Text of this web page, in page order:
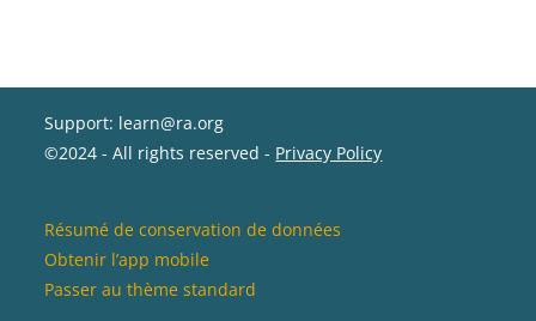
Support: learn@ra.org
©2024 - All rights reserved - Privacy Policy
Résumé de conservation de données
Obtenir l’app mobile
Passer au thème standard